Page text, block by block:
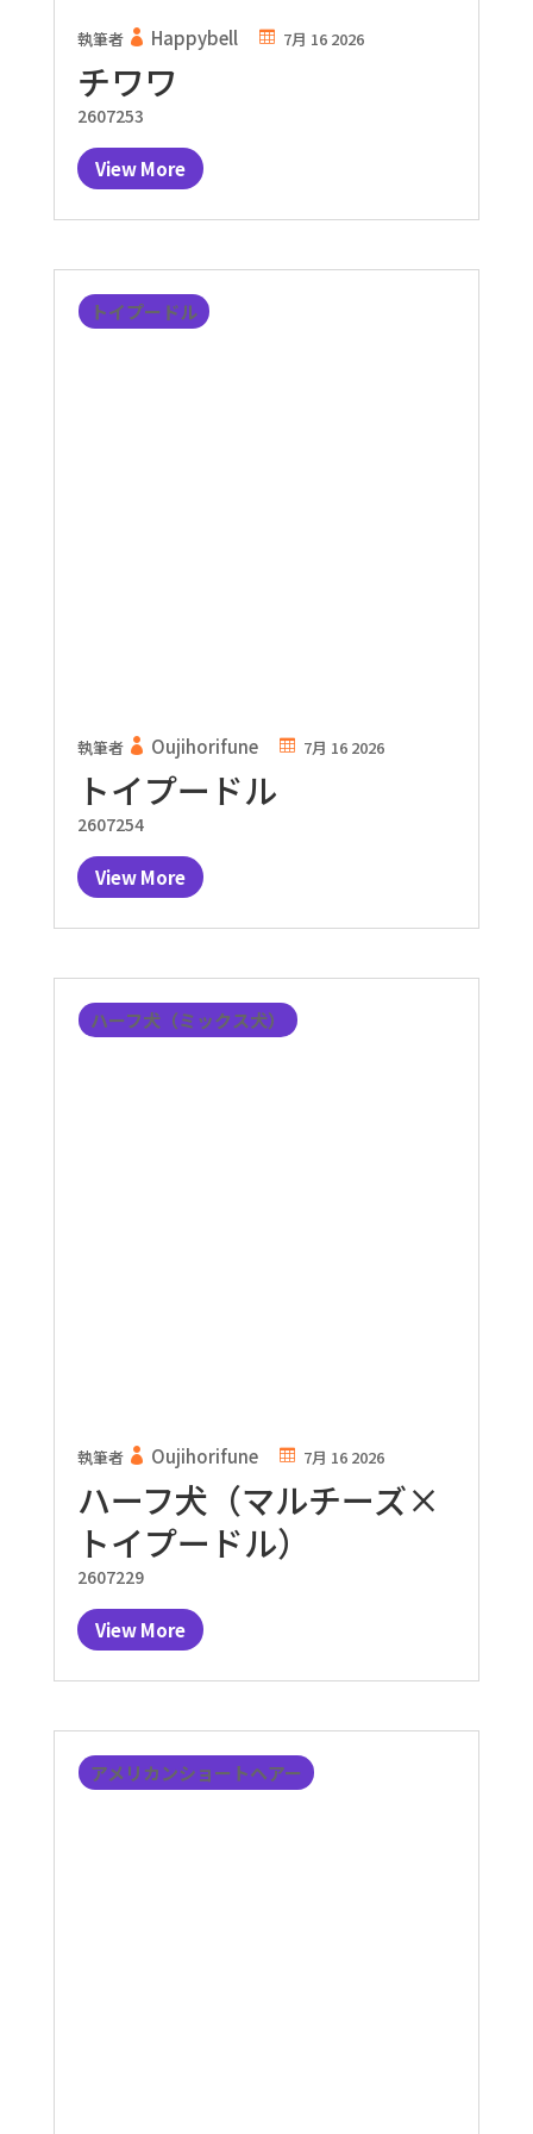
チワワ
執筆者 Happybell 7月 16 2026
2607253
View More
トイプードル
執筆者 Oujihorifune 7月 16 2026
トイプードル
2607254
View More
ハーフ犬（マルチーズ×
トイプードル）
執筆者 Oujihorifune 7月 16 2026
ハーフ犬（ミックス犬）
2607229
View More
アメリカンショートヘアー